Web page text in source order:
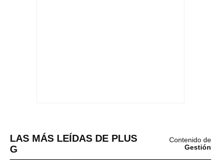
LAS MÁS LEÍDAS DE PLUS
G
Contenido de
Gestión